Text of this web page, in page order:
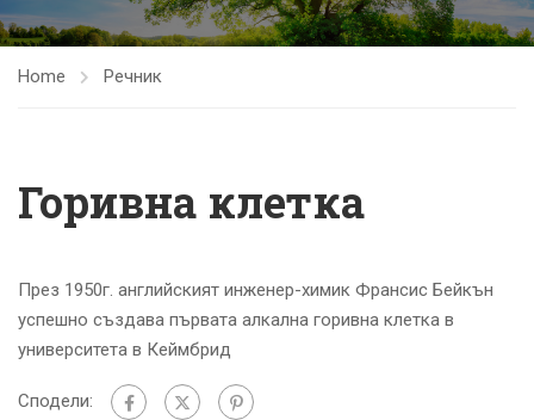
Home Речник
Горивна клетка
През 1950г. английският инженер-химик Франсис Бейкън
успешно създава първата алкална горивна клетка в
университета в Кеймбрид
Сподели: